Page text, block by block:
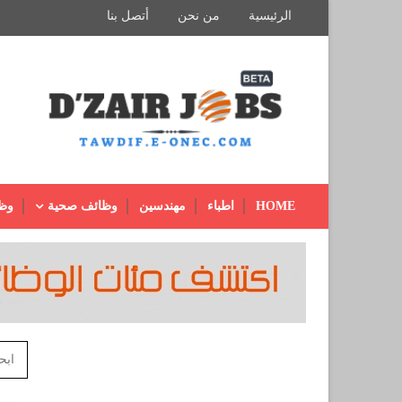
الرئيسية من نحن أتصل بنا
HOME اطباء مهندسين وظائف صحية